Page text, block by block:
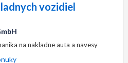
vozidiel
na nakladne auta a navesy